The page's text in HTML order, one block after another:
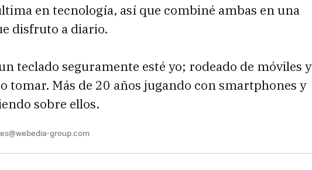
en tecnología, así que combiné ambas en una
disfruto a diario.
teclado seguramente esté yo; rodeado de móviles y
tomar. Más de 20 años jugando con smartphones y
sobre ellos.
group.com